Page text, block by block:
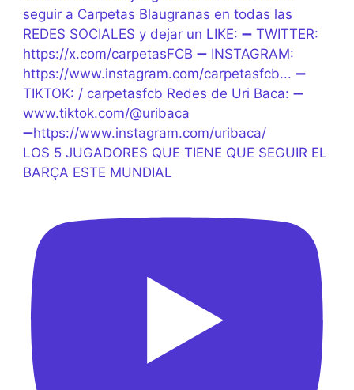
LOS 5 JUGADORES QUE TIENE QUE SEGUIR EL
BARÇA ESTE MUNDIAL